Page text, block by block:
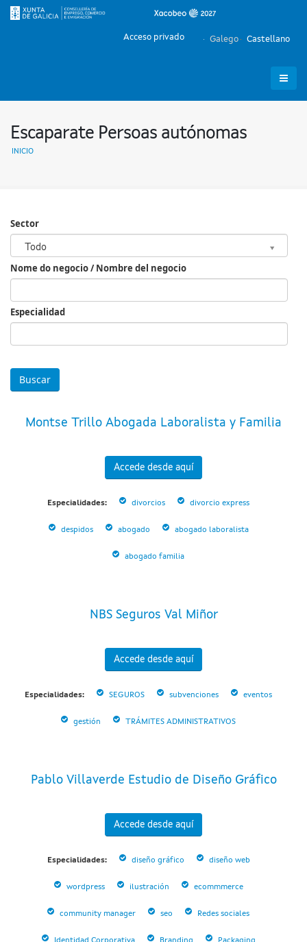
Galego Castellano
Acceso privado
Escaparate Persoas autónomas
INICIO
Sector
Todo
Sector
Nome do negocio / Nombre del negocio
Especialidad
Montse Trillo Abogada Laboralista y Familia
Accede desde aquí
Especialidades: divorcios divorcio express
despidos abogado abogado laboralista
abogado familia
NBS Seguros Val Miñor
Accede desde aquí
Especialidades: SEGUROS subvenciones eventos
gestión TRÁMITES ADMINISTRATIVOS
Pablo Villaverde Estudio de Diseño Gráfico
Accede desde aquí
Especialidades: diseño gráfico diseño web
wordpress ilustración ecommmerce
community manager seo Redes sociales